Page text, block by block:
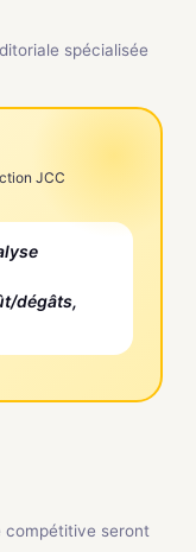
spécialisée
JCC
dégâts,
compétitive seront